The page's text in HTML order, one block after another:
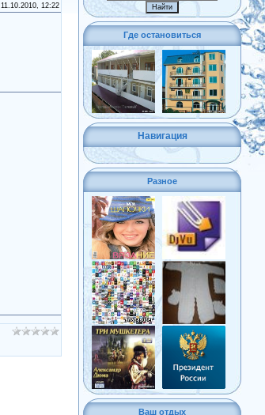
11.10.2010, 12:22
Где остановиться
Навигация
Разное
Ваш отдых